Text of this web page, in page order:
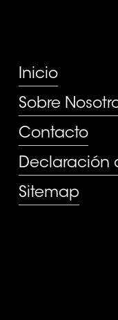
Inicio
Sobre
Contacto
Declaración
Sitemap